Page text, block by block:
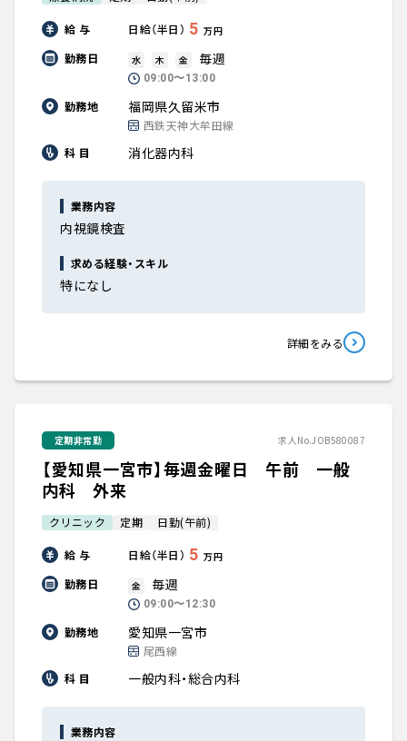
給 与 日給（半日） 5 万円
勤務日 水 木 金 毎週
09:00〜13:00
勤務地 福岡県久留米市
西鉄天神大牟田線
科 目
消化器内科
業務内容
内視鏡検査
求める経験・スキル
特になし
詳細をみる
定期非常勤 求人No.JOB580087
【愛知県一宮市】毎週金曜日 午前 一般
内科 外来
クリニック 定期 日勤(午前)
給 与 日給（半日） 5 万円
勤務日 金 毎週
09:00〜12:30
勤務地 愛知県一宮市
尾西線
科 目
一般内科・総合内科
業務内容